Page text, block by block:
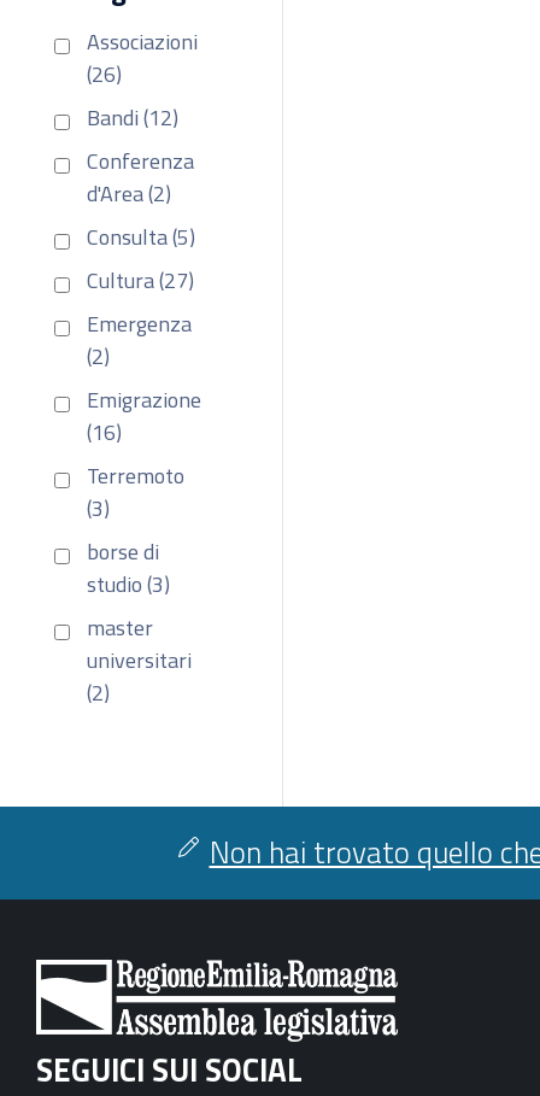
Associazioni
(26)
Bandi (12)
Conferenza
d'Area (2)
Consulta (5)
Cultura (27)
Emergenza
(2)
Emigrazione
(16)
Terremoto
(3)
borse di
studio (3)
master
universitari
(2)
Non hai trovato quello
SEGUICI SUI SOCIAL